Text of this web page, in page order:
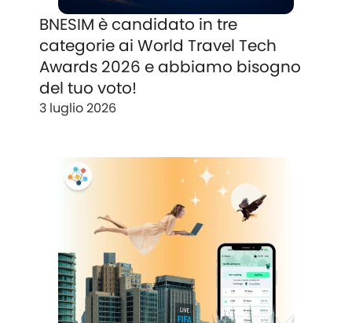
BNESIM è candidato in tre
categorie ai World Travel Tech
Awards 2026 e abbiamo bisogno
del tuo voto!
3 luglio 2026